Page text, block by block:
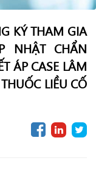
KÝ THAM GIA
NHẬT CHẨN
ÁP CASE LÂM
LIỀU CỐ